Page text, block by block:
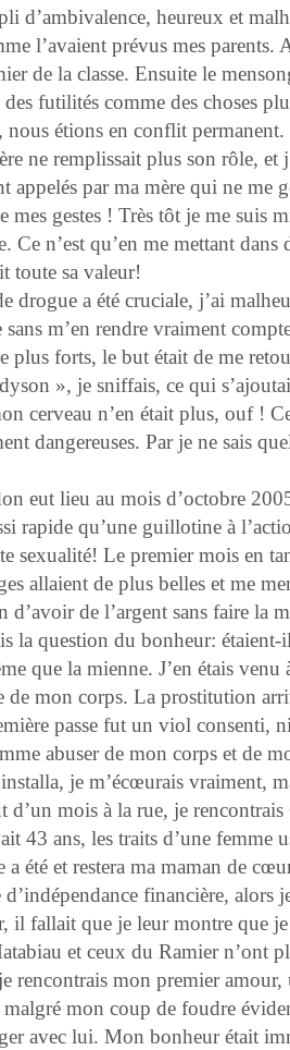
d’ambivalence, heureux et
l’avaient prévus mes
de la classe. Ensuite le
futilités comme des choses
nous étions en conflit
ne remplissait plus son rôle,
appelés par ma mère qui ne me
mes gestes ! Très tôt je me suis
Ce n’est qu’en me mettant
toute sa valeur!
drogue a été cruciale, j’ai
m’en rendre vraiment
plus forts, le but était de me
dyson », je sniffais, ce qui
cerveau n’en était plus, ouf !
dangereuses. Par je ne sais
eut lieu au mois d’octobre
rapide qu’une guillotine à
sexualité! Le premier mois en
allaient de plus belles et me
d’avoir de l’argent sans faire la
la question du bonheur:
que la mienne. J’en étais
de mon corps. La prostitution
passe fut un viol consenti,
abuser de mon corps et de
je m’écœurais vraiment,
d’un mois à la rue, je
43 ans, les traits d’une femme
été et restera ma maman de
financière, alors
il fallait que je leur montre que
et ceux du Ramier n’ont
rencontrais mon premier
malgré mon coup de foudre
avec lui. Mon bonheur était